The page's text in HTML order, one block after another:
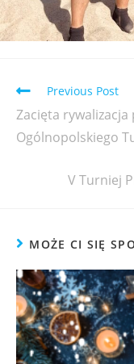
Previous Post
Zacięta rywalizacja
Ogólnopolskiego
V Turniej
MOŻE CI SIĘ